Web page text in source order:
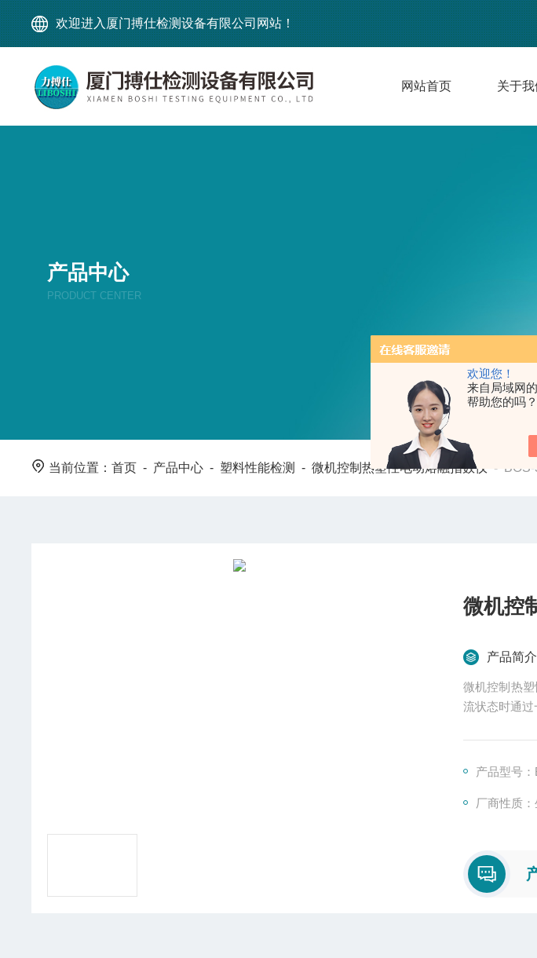
欢迎您！
来自局域网
帮助您的吗？
欢迎进入厦门搏仕检测设备有限公司网站！
网站首页 关于我
产品中心
PRODUCT CENTER
当前位置：首页 - 产品中心 - 塑料性能检测 -微机控制热塑性电动熔融指数仪 -
微机控
产品简介
微机控制热
产品型号
厂商性质